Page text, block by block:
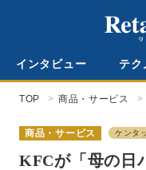
インタビュー テク
TOP 商品・サービス
商品・サービス ケンタ
KFCが「母の日